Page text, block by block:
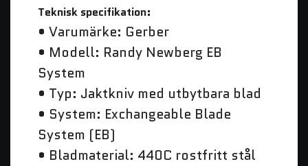
Teknisk specifikation:
• Varumärke: Gerber
• Modell: Randy Newberg EB
System
• Typ: Jaktkniv med utbytbara blad
• System: Exchangeable Blade
System (EB)
• Bladmaterial: 440C rostfritt stål